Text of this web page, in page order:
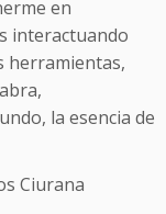
en
interactuando
herramientas,
la esencia de
Ciurana